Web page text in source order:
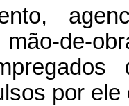
de-
por ele